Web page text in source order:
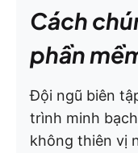
Cách
phần
Đội ngũ biên
trình minh
không thiên vị